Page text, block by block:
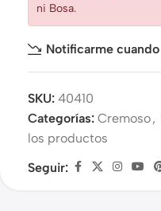
ni Bosa.
Notificarme
SKU: 40410
Categorías: Cremoso,
los productos
Seguir: